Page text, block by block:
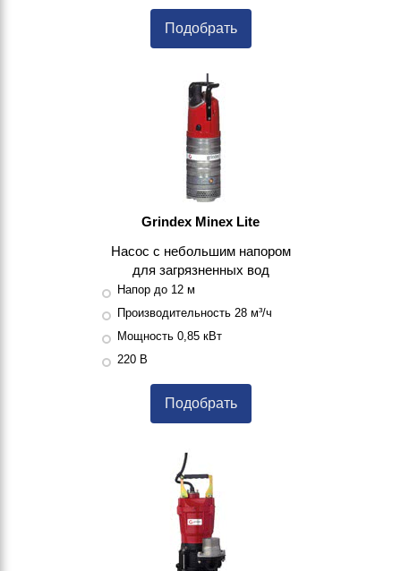
Подобрать
Grindex Minex Lite
Насос с небольшим напором
для загрязненных вод
Напор до 12 м
Производительность 28 м³/ч
Мощность 0,85 кВт
220 В
Подобрать